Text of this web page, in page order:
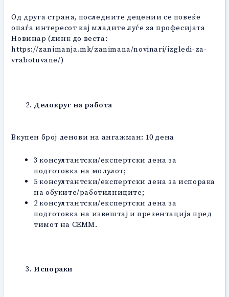
Од друга страна, последните децении се повеќе
опаѓа интересот кај младите луѓе за професијата
Новинар (линк до веста:
https://zanimanja.mk/zanimana/novinari/izgledi-za-
vrabotuvane/)
Делокруг на работа
Вкупен број денови на ангажман: 10 дена
3 консултантски/експертски дена за
подготовка на модулот;
5 консултантски/експертски дена за испорака
на обуките/работилниците;
2 консултантски/експертски дена за
подготовка на извештај и презентација пред
тимот на СЕММ.
Испораки